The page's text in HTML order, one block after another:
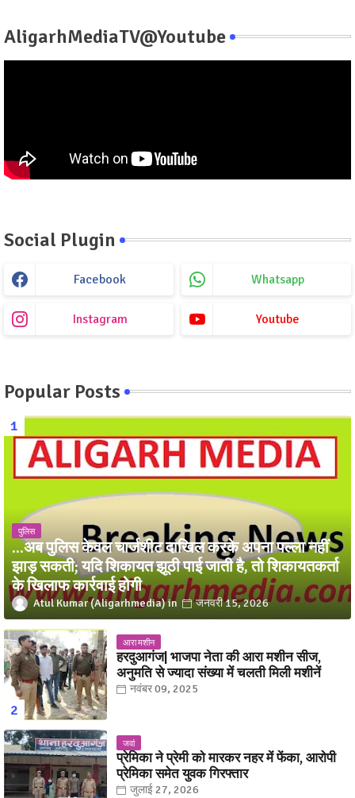
AligarhMediaTV@Youtube
Social Plugin
Facebook Whatsapp
Instagram Youtube
Popular Posts
पुलिस
...अब पुलिस केवल चार्जशीट दाखिल करके अपना पल्ला नहीं
झाड़ सकती; यदि शिकायत झूठी पाई जाती है, तो शिकायतकर्ता
के खिलाफ कार्रवाई होगी
Atul Kumar (Aligarhmedia) जनवरी 15, 2026
आरा मशीन
हरदुआगंज| भाजपा नेता की आरा मशीन सीज,
अनुमति से ज्यादा संख्या में चलती मिली मशीनें
नवंबर 09, 2025
जवां
प्रेमिका ने प्रेमी को मारकर नहर में फेंका, आरोपी
प्रेमिका समेत युवक गिरफ्तार
जुलाई 27, 2026